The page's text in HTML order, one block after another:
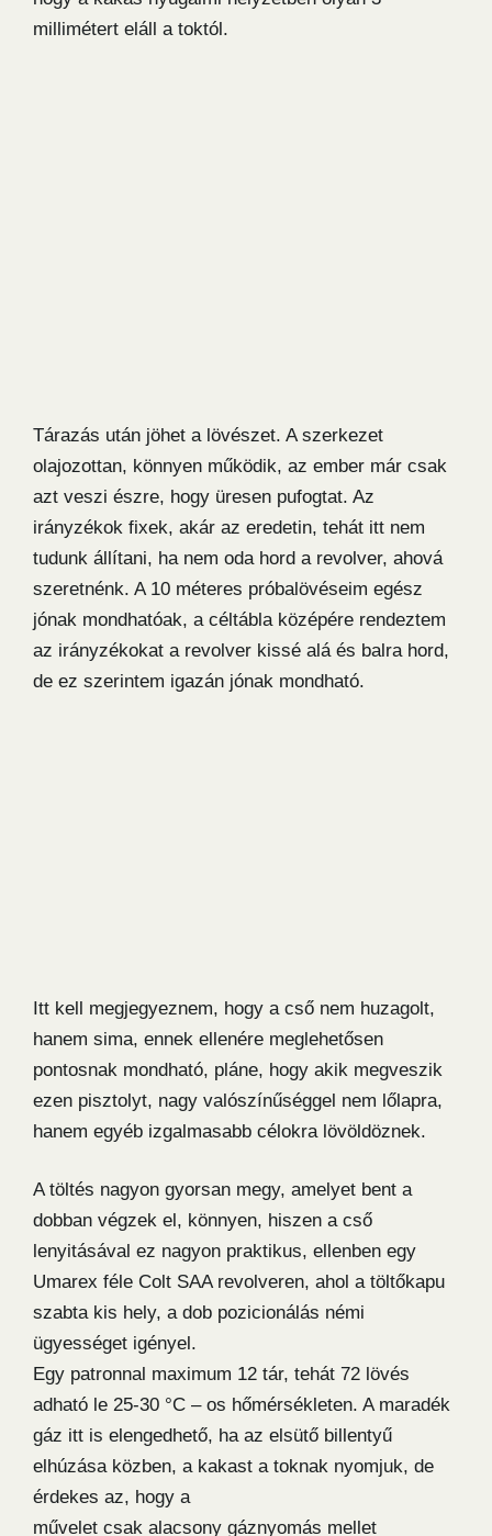
millimétert eláll a toktól.
Tárazás után jöhet a lövészet. A szerkezet
olajozottan, könnyen működik, az ember már csak
azt veszi észre, hogy üresen pufogtat. Az
irányzékok fixek, akár az eredetin, tehát itt nem
tudunk állítani, ha nem oda hord a revolver, ahová
szeretnénk. A 10 méteres próbalövéseim egész
jónak mondhatóak, a céltábla középére rendeztem
az irányzékokat a revolver kissé alá és balra hord,
de ez szerintem igazán jónak mondható.
Itt kell megjegyeznem, hogy a cső nem huzagolt,
hanem sima, ennek ellenére meglehetősen
pontosnak mondható, pláne, hogy akik megveszik
ezen pisztolyt, nagy valószínűséggel nem lőlapra,
hanem egyéb izgalmasabb célokra lövöldöznek.
A töltés nagyon gyorsan megy, amelyet bent a
dobban végzek el, könnyen, hiszen a cső
lenyitásával ez nagyon praktikus, ellenben egy
Umarex féle Colt SAA revolveren, ahol a töltőkapu
szabta kis hely, a dob pozicionálás némi
ügyességet igényel.
Egy patronnal maximum 12 tár, tehát 72 lövés
adható le 25-30 °C – os hőmérsékleten. A maradék
gáz itt is elengedhető, ha az elsütő billentyű
elhúzása közben, a kakast a toknak nyomjuk, de
érdekes az, hogy a
művelet csak alacsony gáznyomás mellet